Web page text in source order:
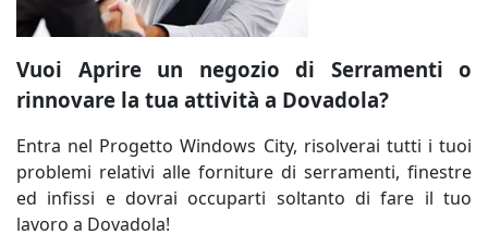
Vuoi Aprire un negozio di Serramenti o
rinnovare la tua attività a Dovadola?
Entra nel Progetto Windows City, risolverai tutti i tuoi
problemi relativi alle forniture di serramenti, finestre
ed infissi e dovrai occuparti soltanto di fare il tuo
lavoro a Dovadola!